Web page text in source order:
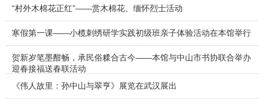
“村外木棉花正红”——赏木棉花、缅怀烈士活动
寒假第一课——小榄刺绣研学实践初级班亲子体验活动在本馆举行
贺新岁笔墨酣畅，承民俗糅合古今——本馆与中山市书协联合举办
迎春接福送春联活动
《伟人故里：孙中山与翠亨》展览在武汉展出